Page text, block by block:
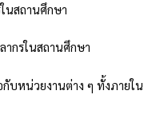
นสถานศึกษา
กรในสถานศึกษา
บหน่วยงานต่าง ๆ ทั้งภายใน